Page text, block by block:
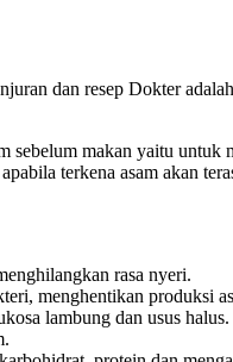
dan resep Dokter
makan yaitu
terkena asam akan
rasa nyeri.
menghentikan produksi
lambung dan usus halus.